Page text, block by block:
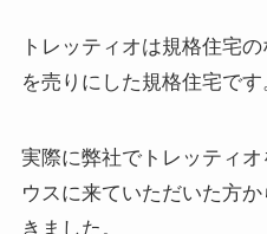
トレッティオは規格住宅
を売りにした規格住宅です
実際に弊社でトレッティ
ウスに来ていただいた方
きました。